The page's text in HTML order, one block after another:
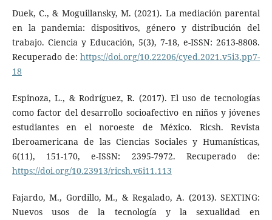
Duek, C., & Moguillansky, M. (2021). La mediación parental
en la pandemia: dispositivos, género y distribución del
trabajo. Ciencia y Educación, 5(3), 7-18, e-ISSN: 2613-8808.
Recuperado de:https://doi.org/10.22206/cyed.2021.v5i3.pp7-
18
Espinoza, L., & Rodríguez, R. (2017). El uso de tecnologías
como factor del desarrollo socioafectivo en niños y jóvenes
estudiantes en el noroeste de México. Ricsh. Revista
Iberoamericana de las Ciencias Sociales y Humanísticas,
6(11), 151-170, e-ISSN: 2395-7972. Recuperado de:
https://doi.org/10.23913/ricsh.v6i11.113
Fajardo, M., Gordillo, M., & Regalado, A. (2013). SEXTING:
Nuevos usos de la tecnología y la sexualidad en